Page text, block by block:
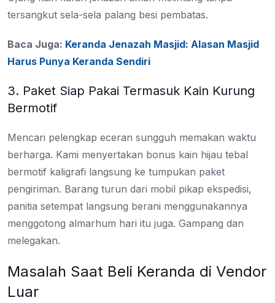
tersangkut sela-sela palang besi pembatas.
Baca Juga: Keranda Jenazah Masjid: Alasan Masjid
Harus Punya Keranda Sendiri
3. Paket Siap Pakai Termasuk Kain Kurung
Bermotif
Mencari pelengkap eceran sungguh memakan waktu
berharga. Kami menyertakan bonus kain hijau tebal
bermotif kaligrafi langsung ke tumpukan paket
pengiriman. Barang turun dari mobil pikap ekspedisi,
panitia setempat langsung berani menggunakannya
menggotong almarhum hari itu juga. Gampang dan
melegakan.
Masalah Saat Beli Keranda di Vendor
Luar